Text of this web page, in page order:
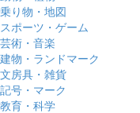
乗り物・地図
スポーツ・ゲーム
芸術・音楽
建物・ランドマーク
文房具・雑貨
記号・マーク
教育・科学